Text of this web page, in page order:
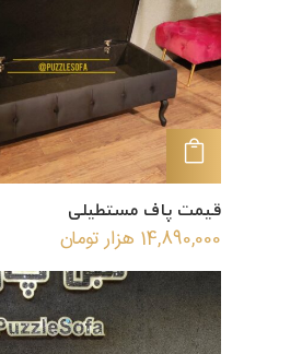
افزودن به سبد خرید
قیمت پاف مستطیلی
14,890,000 هزار تومان